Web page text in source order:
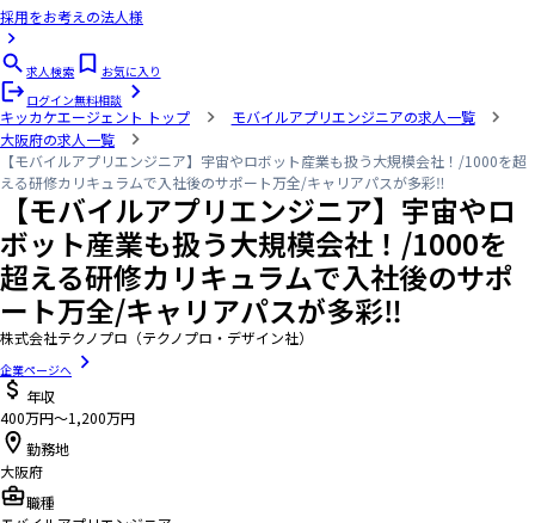
採用をお考えの法人様
求人検索
お気に入り
ログイン無料相談
キッカケエージェント トップ
モバイルアプリエンジニアの求人一覧
大阪府の求人一覧
【モバイルアプリエンジニア】宇宙やロボット産業も扱う大規模会社！/1000を超
える研修カリキュラムで入社後のサポート万全/キャリアパスが多彩‼
【モバイルアプリエンジニア】宇宙やロ
ボット産業も扱う大規模会社！/1000を
超える研修カリキュラムで入社後のサポ
ート万全/キャリアパスが多彩‼
株式会社テクノプロ（テクノプロ・デザイン社）
企業ページへ
年収
400万円〜1,200万円
勤務地
大阪府
職種